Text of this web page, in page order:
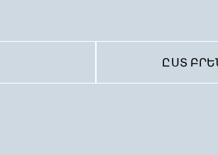
ԸՍՏ